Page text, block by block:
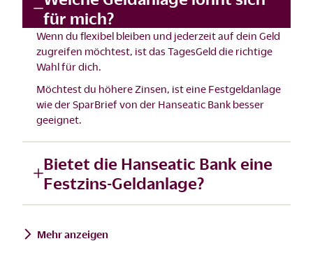
für mich?
Wenn du flexibel bleiben und jederzeit auf dein Geld
zugreifen möchtest, ist das TagesGeld die richtige
Wahl für dich.
Möchtest du höhere Zinsen, ist eine Festgeldanlage
wie derSparBriefvon der Hanseatic Bank besser
geeignet.
Bietet die Hanseatic Bank eine
Festzins-Geldanlage?
Mehr anzeigen